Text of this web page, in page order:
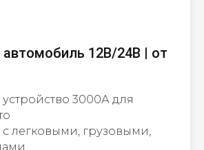
автомобиль 12В/24В | от
3000А для
с легковыми, грузовыми,